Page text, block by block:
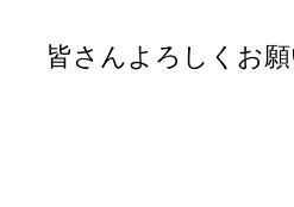
皆さんよろしくお